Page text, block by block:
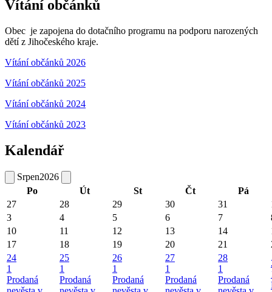
Vítání občánků
Obec je zapojena do dotačního programu na podporu narozených
dětí z Jihočeského kraje.
Vítání občánků 2026
Vítání občánků 2025
Vítání občánků 2024
Vítání občánků 2023
Kalendář
Srpen2026
Po
Út St Čt
Pá
27
28 29 30 31
3
4 5 6 7
10
11 12 13 14
17
18 19 20 21
24
1
Prodaná
25
1
Prodaná
26
1
Prodaná
27
1
Prodaná
28
1
Prodaná